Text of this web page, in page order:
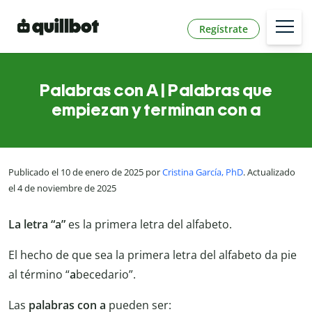
Regístrate
Palabras con A | Palabras que
empiezan y terminan con a
Publicado el 10 de enero de 2025 porCristina García, PhD. Actualizado
el 4 de noviembre de 2025
La letra “a” es la primera letra del alfabeto.
El hecho de que sea la primera letra del alfabeto da pie
al término “abecedario”.
Las palabras con a pueden ser: